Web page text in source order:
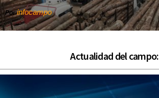
Porinfocampo
Actualidad del campo: